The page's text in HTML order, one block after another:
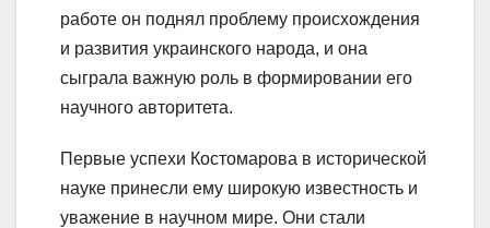
работе он поднял проблему происхождения
и развития украинского народа, и она
сыграла важную роль в формировании его
научного авторитета.
Первые успехи Костомарова в исторической
науке принесли ему широкую известность и
уважение в научном мире. Они стали